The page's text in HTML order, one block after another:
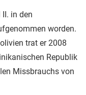
in den
worden.
trat er 2008
Republik
Missbrauchs von